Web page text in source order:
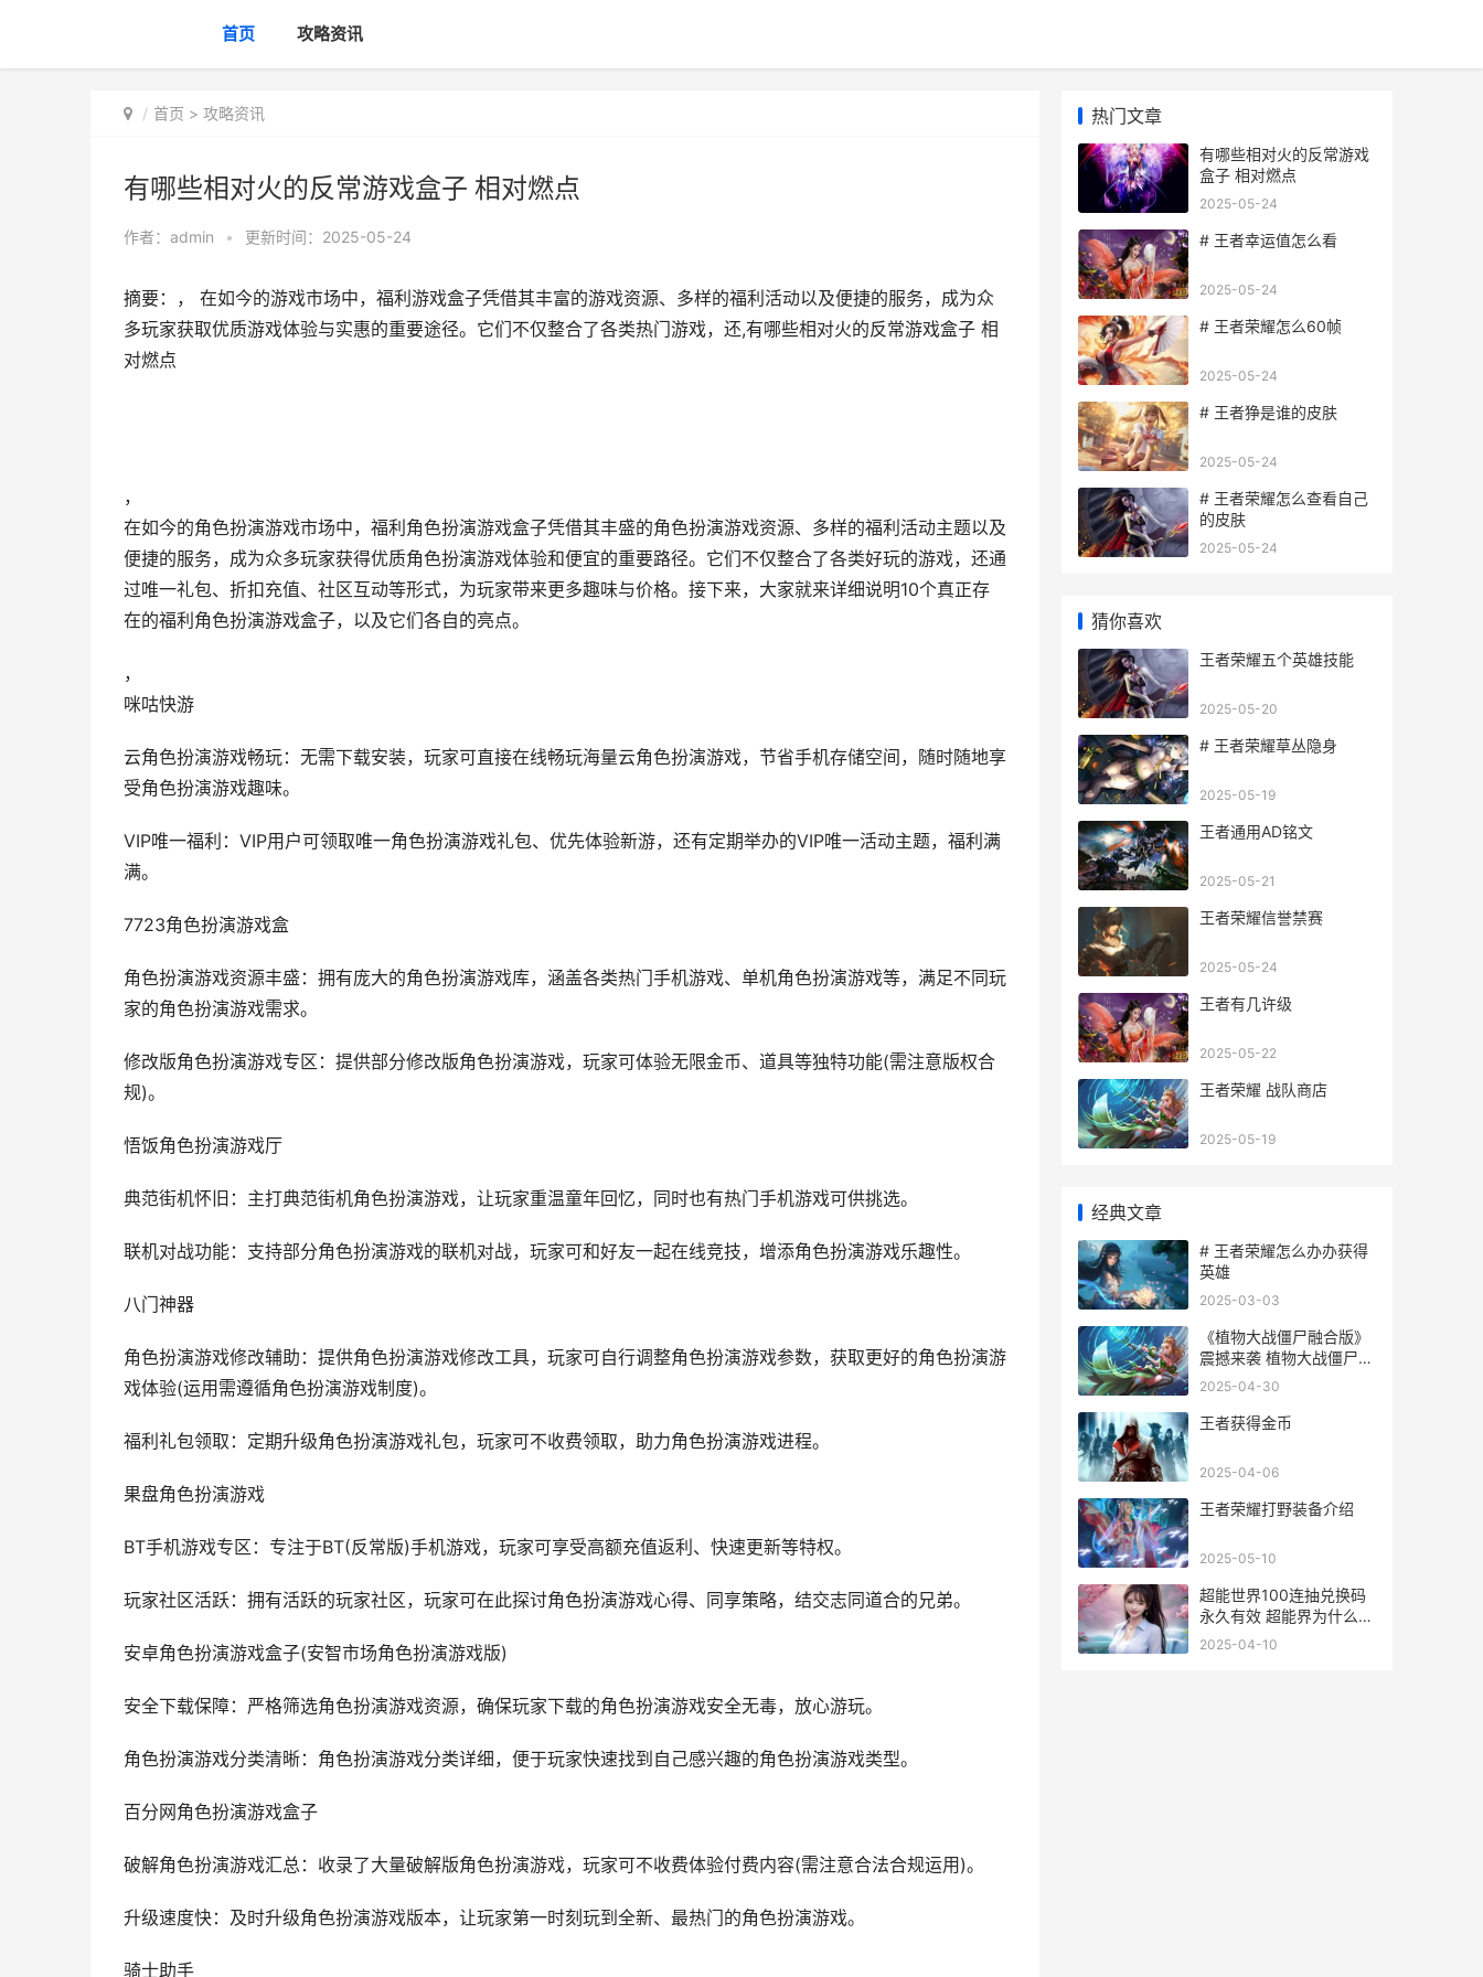
首页 攻略资讯
首页 > 攻略资讯
有哪些相对火的反常游戏盒子 相对燃点
作者： admin • 更新时间：2025-05-24
摘要：， 在如今的游戏市场中，福利游戏盒子凭借其丰富的游戏资源、多样的福利活动以及便捷的服务，成为众
多玩家获取优质游戏体验与实惠的重要途径。它们不仅整合了各类热门游戏，还,有哪些相对火的反常游戏盒子 相
对燃点
，
在如今的角色扮演游戏市场中，福利角色扮演游戏盒子凭借其丰盛的角色扮演游戏资源、多样的福利活动主题以及
便捷的服务，成为众多玩家获得优质角色扮演游戏体验和便宜的重要路径。它们不仅整合了各类好玩的游戏，还通
过唯一礼包、折扣充值、社区互动等形式，为玩家带来更多趣味与价格。接下来，大家就来详细说明10个真正存
在的福利角色扮演游戏盒子，以及它们各自的亮点。
，
咪咕快游
云角色扮演游戏畅玩：无需下载安装，玩家可直接在线畅玩海量云角色扮演游戏，节省手机存储空间，随时随地享
受角色扮演游戏趣味。
VIP唯一福利：VIP用户可领取唯一角色扮演游戏礼包、优先体验新游，还有定期举办的VIP唯一活动主题，福利满
满。
7723角色扮演游戏盒
角色扮演游戏资源丰盛：拥有庞大的角色扮演游戏库，涵盖各类热门手机游戏、单机角色扮演游戏等，满足不同玩
家的角色扮演游戏需求。
修改版角色扮演游戏专区：提供部分修改版角色扮演游戏，玩家可体验无限金币、道具等独特功能(需注意版权合
规)。
悟饭角色扮演游戏厅
典范街机怀旧：主打典范街机角色扮演游戏，让玩家重温童年回忆，同时也有热门手机游戏可供挑选。
联机对战功能：支持部分角色扮演游戏的联机对战，玩家可和好友一起在线竞技，增添角色扮演游戏乐趣性。
八门神器
角色扮演游戏修改辅助：提供角色扮演游戏修改工具，玩家可自行调整角色扮演游戏参数，获取更好的角色扮演游
戏体验(运用需遵循角色扮演游戏制度)。
福利礼包领取：定期升级角色扮演游戏礼包，玩家可不收费领取，助力角色扮演游戏进程。
果盘角色扮演游戏
BT手机游戏专区：专注于BT(反常版)手机游戏，玩家可享受高额充值返利、快速更新等特权。
玩家社区活跃：拥有活跃的玩家社区，玩家可在此探讨角色扮演游戏心得、同享策略，结交志同道合的兄弟。
安卓角色扮演游戏盒子(安智市场角色扮演游戏版)
安全下载保障：严格筛选角色扮演游戏资源，确保玩家下载的角色扮演游戏安全无毒，放心游玩。
角色扮演游戏分类清晰：角色扮演游戏分类详细，便于玩家快速找到自己感兴趣的角色扮演游戏类型。
百分网角色扮演游戏盒子
破解角色扮演游戏汇总：收录了大量破解版角色扮演游戏，玩家可不收费体验付费内容(需注意合法合规运用)。
升级速度快：及时升级角色扮演游戏版本，让玩家第一时刻玩到全新、最热门的角色扮演游戏。
骑士助手
热门文章
有哪些相对火的反常游戏
盒子 相对燃点
2025-05-24
# 王者幸运值怎么看
2025-05-24
# 王者荣耀怎么60帧
2025-05-24
# 王者狰是谁的皮肤
2025-05-24
# 王者荣耀怎么查看自己
的皮肤
2025-05-24
猜你喜欢
王者荣耀五个英雄技能
2025-05-20
# 王者荣耀草丛隐身
2025-05-19
王者通用AD铭文
2025-05-21
王者荣耀信誉禁赛
2025-05-24
王者有几许级
2025-05-22
王者荣耀 战队商店
2025-05-19
经典文章
# 王者荣耀怎么办办获得
英雄
2025-03-03
《植物大战僵尸融合版》
震撼来袭 植物大战僵尸1
原版下载中文版
2025-04-30
王者获得金币
2025-04-06
王者荣耀打野装备介绍
2025-05-10
超能世界100连抽兑换码
永久有效 超能界为什么玩
不了
2025-04-10